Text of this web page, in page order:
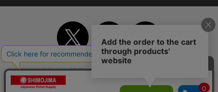
TOP 初めてご利用のお客様へ
個人情報保護方針
よくあるご質問
お問い合わせ ピンポイントサーチ